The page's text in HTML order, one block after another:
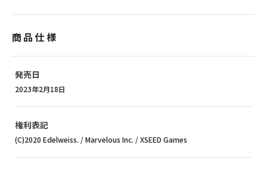
商品仕様
発売日
2023年2月18日
権利表記
(C)2020 Edelweiss. / Marvelous Inc. / XSEED Games